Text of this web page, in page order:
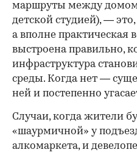
маршруты между
детской студией), —
а вполне практическая
выстроена правильно,
инфраструктура
среды. Когда нет —
ней и постепенно
Случаи, когда жители
«шаурмичной» у
алкомаркета, и